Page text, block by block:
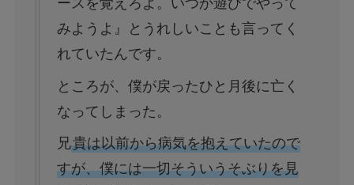
みようよ』とうれしいことも言ってく
れていたんです。
ところが、僕が戻ったひと月後に亡く
なってしまった。
兄貴は以前から病気を抱えていたので
すが、僕には一切そういうそぶりを見